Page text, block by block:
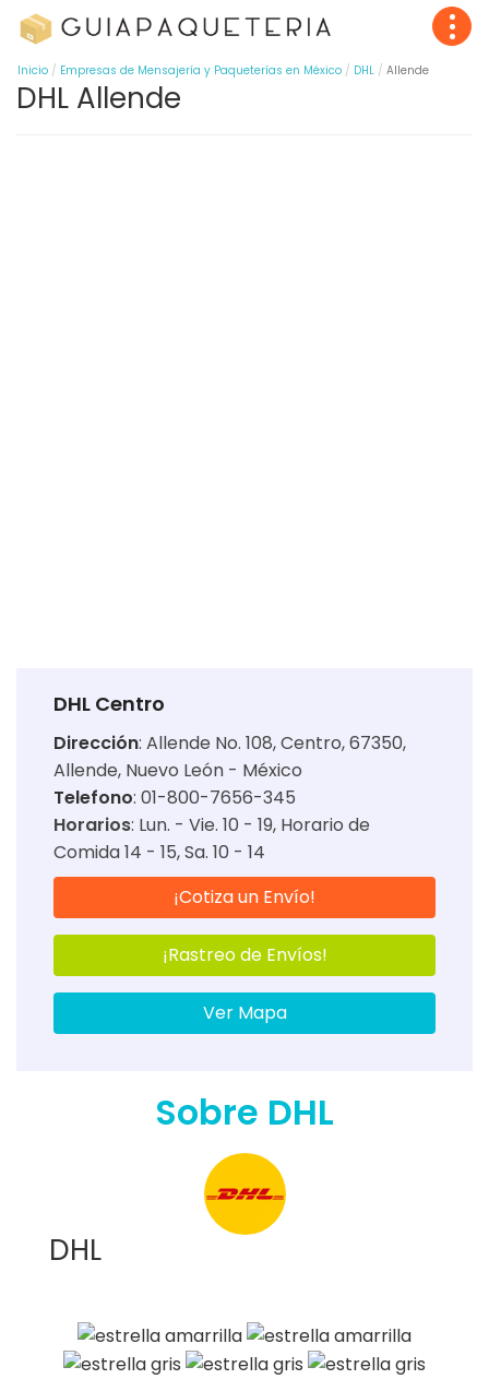
Inicio Empresas de Mensajería y Paqueterías en México DHL Allende
DHL Allende
DHL Centro
Dirección: Allende No. 108, Centro, 67350,
Allende, Nuevo León - México
Telefono: 01-800-7656-345
Horarios: Lun. - Vie. 10 - 19 Horario de
Comida 14 - 15 Sa. 10 - 14
¡Cotiza un Envío!
¡Rastreo de Envíos!
Ver Mapa
Sobre DHL
DHL